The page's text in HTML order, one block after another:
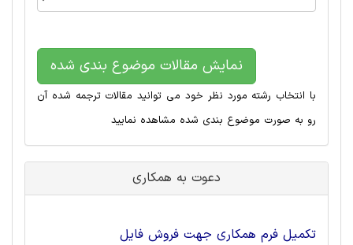
نمایش مقالات موضوع بندی شده
با انتخاب رشته مورد نظر خود می توانید مقالات ترجمه شده آن
رو به صورت موضوع بندی شده مشاهده نمایید
دعوت به همکاری
تکمیل فرم همکاری جهت فروش فایل